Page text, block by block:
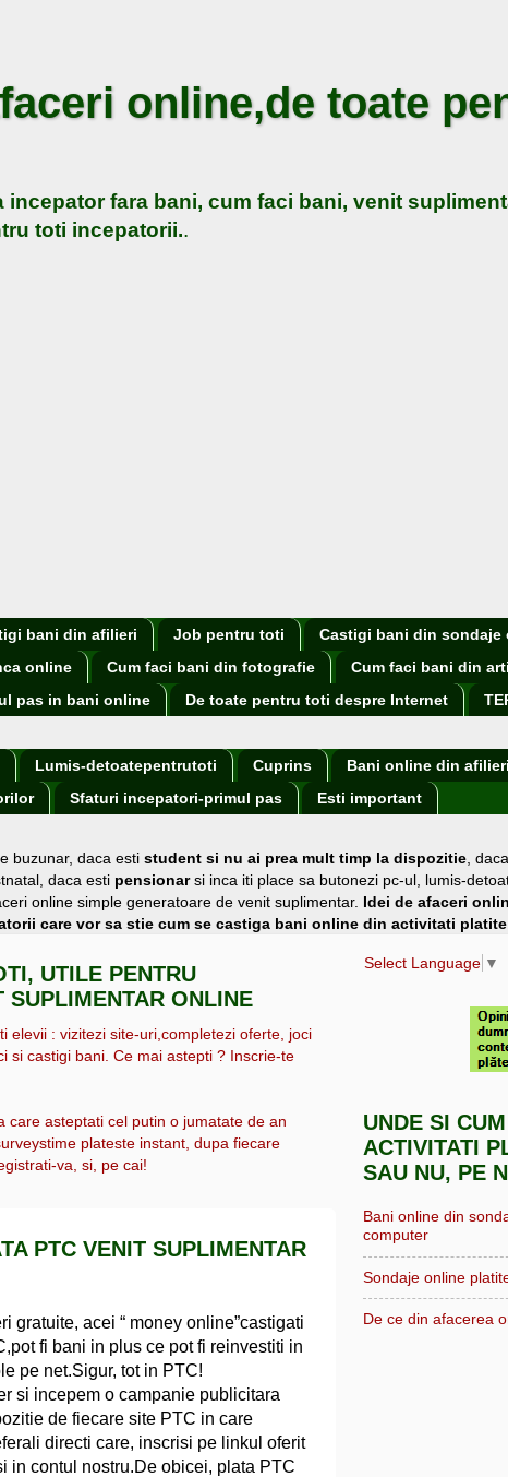
online,de toate
fara bani, cum faci bani, venit
toti incepatorii..
bani din afilieri Job pentru toti
Castigi bani din sondaje
online Cum faci bani din fotografie Cum faci bani din
pas in bani online De toate pentru toti despre Internet
Lumis-detoatepentrutoti Cuprins Bani online din afilieri
Sfaturi incepatori-primul pas Esti important
buzunar, daca esti student si nu ai prea mult timp la dispozitie , daca
daca esti pensionarsi inca iti place sa butonezi pc-ul, lumis-
online simple generatoare de venit suplimentar. Idei de afaceri
care vor sa stie cum se castiga bani online din activitati
UTILE PENTRU
SUPLIMENTAR ONLINE
elevii : vizitezi site-uri,completezi oferte, joci
si castigi bani. Ce mai astepti ? Inscrie-te
care asteptati cel putin o jumatate de an
plateste instant, dupa fiecare
va, si, pe cai!
PTC VENIT SUPLIMENTAR
gratuite, acei “ money online”castigati
fi bani in plus ce pot fi reinvestiti in
pe net.Sigur, tot in PTC!
si incepem o campanie publicitara
de fiecare site PTC in care
directi care, inscrisi pe linkul oferit
in contul nostru.De obicei, plata PTC
Select Language ▼
UNDE SI
ACTIVITATI
SAU NU, PE
Bani online din
computer
Sondaje online
De ce din afacerea